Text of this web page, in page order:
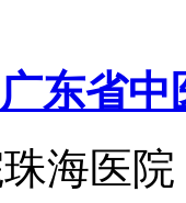
广东省中
海医